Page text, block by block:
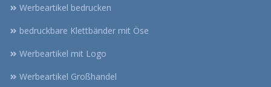
Werbeartikel bedrucken
bedruckbare Klettbänder mit Öse
Werbeartikel mit Logo
Werbeartikel Großhandel